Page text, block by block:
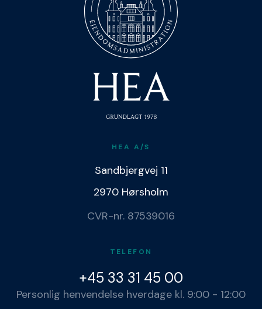
HEA A/S
Sandbjergvej 11
2970 Hørsholm
CVR-nr. 87539016
TELEFON
+45 33 31 45 00
Personlig henvendelse hverdage kl. 9:00 - 12:00